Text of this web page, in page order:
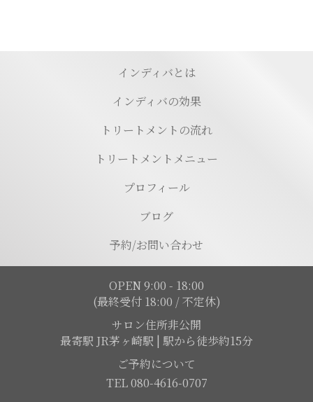
インディバとは
インディバの効果
トリートメントの流れ
トリートメントメニュー
プロフィール
ブログ
予約/お問い合わせ
OPEN 9:00 - 18:00
(最終受付 18:00 / 不定休)
サロン住所非公開
最寄駅 JR茅ヶ崎駅 | 駅から徒歩約15分
ご予約について
TEL 080-4616-0707